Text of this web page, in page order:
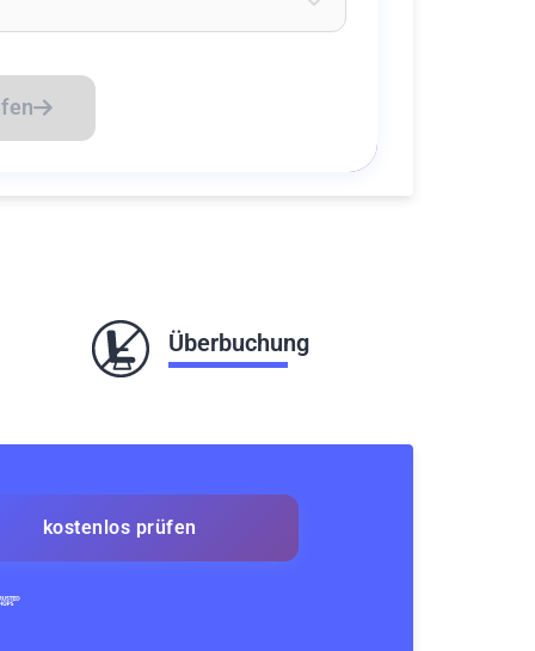
Überbuchung
kostenlos prüfen